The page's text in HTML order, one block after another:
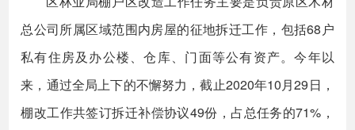
总公司所属区域范围内房屋的征地拆迁工作，包括68户
私有住房及办公楼、仓库、门面等公有资产。今年以
来，通过全局上下的不懈努力，截止2020年10月29日，
棚改工作共签订拆迁补偿协议49份，占总任务的71%，